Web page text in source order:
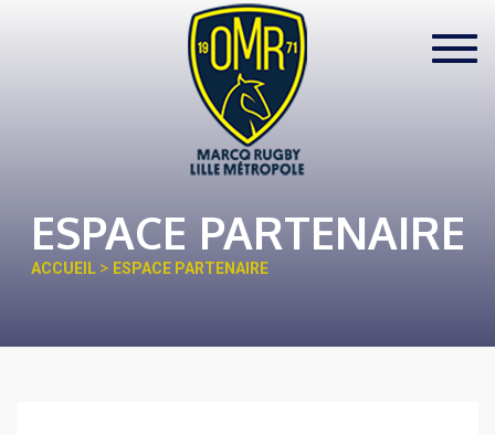
ESPACE PARTENAIRE
ACCUEIL > ESPACE PARTENAIRE